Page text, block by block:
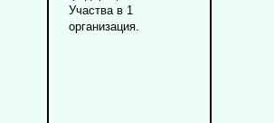
Участва в 1
организация.